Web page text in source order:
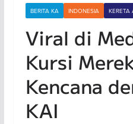
BERITA KA INDONESIA KERETA
Viral di
Kursi
Kencana
KAI